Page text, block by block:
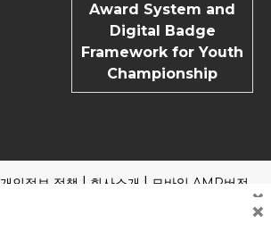
Award System and
Digital Badge
Framework for Youth
Championship
개인정보 정책 회사소개 모바일 AMP버전 ×
×